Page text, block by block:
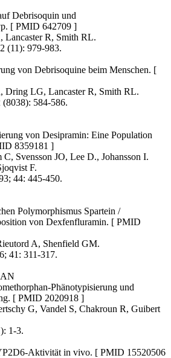
Debrisoquin und
[ PMID 642709 ]
Lancaster R, Smith RL.
(11): 979-983.
von Debrisoquine beim Menschen. [
Dring LG, Lancaster R, Smith RL.
(8038): 584-586.
von Desipramin: Eine Population
8359181 ]
Svensson JO, Lee D., Johansson I.
F.
44: 445-450.
Polymorphismus Spartein /
von Dexfenfluramin. [ PMID
A, Shenfield GM.
41: 311-317.
Phänotypisierung und
[ PMID 2020918 ]
G, Vandel S, Chakroun R, Guibert
1-3.
Aktivität in vivo. [ PMID 15520506